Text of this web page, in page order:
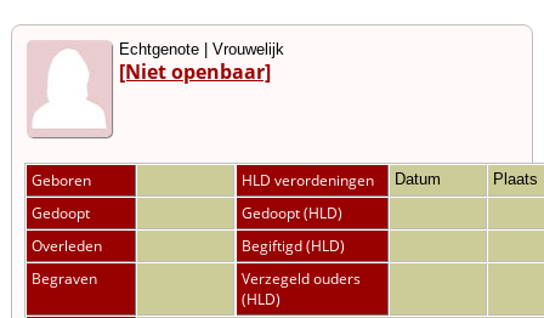
Echtgenote | Vrouwelijk
[Niet openbaar]
Geboren HLD verordeningen Datum Plaats
Gedoopt
Gedoopt (HLD)
Overleden
Begiftigd (HLD)
Begraven
Verzegeld ouders
(HLD)